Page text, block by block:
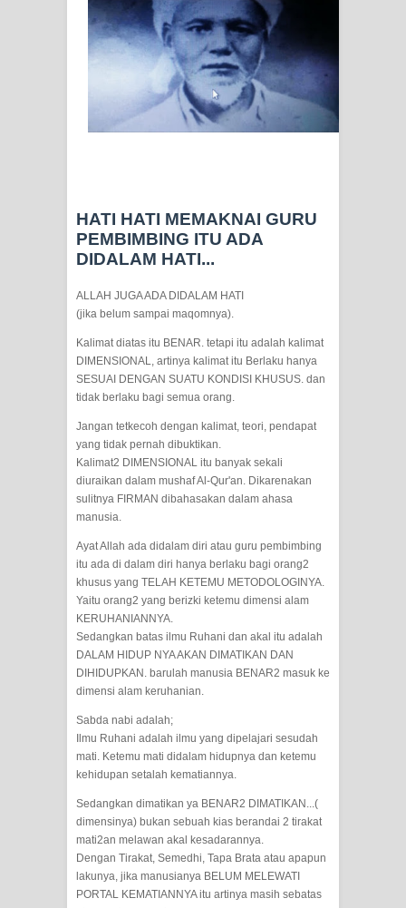
SIRHINDI)
Wusul kepada Allah
Hati dan dua sayap
SEKADAR MELIHAT, TETAPI
MENGENAL DIRI
SYARAHAN TINGKAT TINGGI
TASAWWUF*
Syahadat… tapi belum benar-benar
KISAH WALI SUFI, YANG BACAAN
SURAT AL-FATIHAHNYA TIDAK
PADANYA
SHAYKH TAREKAT ATAU TUKANG
SIHIR? JANGAN MUDAH
TERPESONA, JANGAN JUGA
MUDAH MENGHUKUM
DI TANGAN MURSYID, CINTA
ALLAH MENYEMBUHKAN HATI, JIWA
HATI HATI MEMAKNAI GURU
PEMBIMBING ITU ADA
DIDALAM HATI...
ALLAH JUGA ADA DIDALAM HATI
(jika belum sampai maqomnya).
Kalimat diatas itu BENAR. tetapi itu adalah kalimat
DIMENSIONAL, artinya kalimat itu Berlaku hanya
SESUAI DENGAN SUATU KONDISI KHUSUS. dan
tidak berlaku bagi semua orang.
Jangan tetkecoh dengan kalimat, teori, pendapat
yang tidak pernah dibuktikan.
Kalimat2 DIMENSIONAL itu banyak sekali
diuraikan dalam mushaf Al-Qur'an. Dikarenakan
sulitnya FIRMAN dibahasakan dalam ahasa
manusia.
Ayat Allah ada didalam diri atau guru pembimbing
itu ada di dalam diri hanya berlaku bagi orang2
khusus yang TELAH KETEMU METODOLOGINYA.
Yaitu orang2 yang berizki ketemu dimensi alam
KERUHANIANNYA.
Sedangkan batas ilmu Ruhani dan akal itu adalah
DALAM HIDUP NYA AKAN DIMATIKAN DAN
DIHIDUPKAN. barulah manusia BENAR2 masuk ke
dimensi alam keruhanian.
Sabda nabi adalah;
Ilmu Ruhani adalah ilmu yang dipelajari sesudah
mati. Ketemu mati didalam hidupnya dan ketemu
kehidupan setalah kematiannya.
Sedangkan dimatikan ya BENAR2 DIMATIKAN...(
dimensinya) bukan sebuah kias berandai 2 tirakat
mati2an melawan akal kesadarannya.
Dengan Tirakat, Semedhi, Tapa Brata atau apapun
lakunya, jika manusianya BELUM MELEWATI
PORTAL KEMATIANNYA itu artinya masih sebatas